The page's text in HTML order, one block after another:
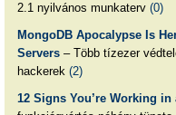
2.1 nyilvános munkaterv (0)
MongoDB Apocalypse Is
Servers– Több tízezer
hackerek (2)
12 Signs You’re Working in